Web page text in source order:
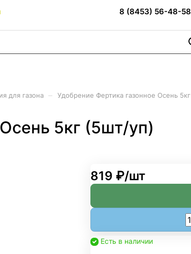
8 (8453) 56-48-58
для газона Удобрение Фертика газонное Осень
5кг (5шт/уп)
819 ₽/шт
Есть в наличии